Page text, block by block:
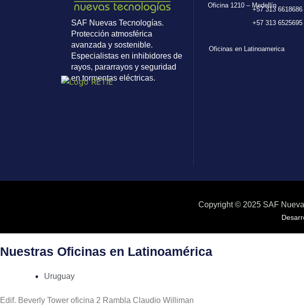
SAF Nuevas Tecnologías.
Protección atmosférica
avanzada y sostenible.
Especialistas en inhibidores de
rayos, pararrayos y seguridad
en tormentas eléctricas.
Oficina 1210 – Medellín+57 313 6618686
+57 313 6525695
Oficinas en Latinoamerica
Copyright © 2025 SAF
Nuestras Oficinas en Latinoamérica
Uruguay
Edif. Beverly Tower oficina 2 Rambla Claudio Williman